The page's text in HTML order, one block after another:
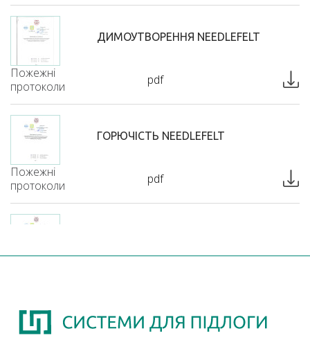
ДИМОУТВОРЕННЯ NEEDLEFELT
Пожежні
протоколи
pdf
ГОРЮЧІСТЬ NEEDLEFELT
Пожежні
протоколи
pdf